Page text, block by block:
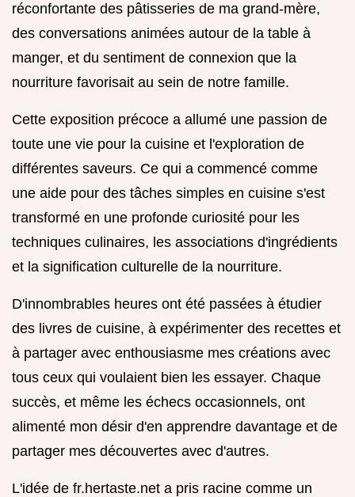
réconfortante des pâtisseries de ma grand-mère,
des conversations animées autour de la table à
manger, et du sentiment de connexion que la
nourriture favorisait au sein de notre famille.
Cette exposition précoce a allumé une passion de
toute une vie pour la cuisine et l'exploration de
différentes saveurs. Ce qui a commencé comme
une aide pour des tâches simples en cuisine s'est
transformé en une profonde curiosité pour les
techniques culinaires, les associations d'ingrédients
et la signification culturelle de la nourriture.
D'innombrables heures ont été passées à étudier
des livres de cuisine, à expérimenter des recettes et
à partager avec enthousiasme mes créations avec
tous ceux qui voulaient bien les essayer. Chaque
succès, et même les échecs occasionnels, ont
alimenté mon désir d'en apprendre davantage et de
partager mes découvertes avec d'autres.
L'idée de fr.hertaste.net a pris racine comme un